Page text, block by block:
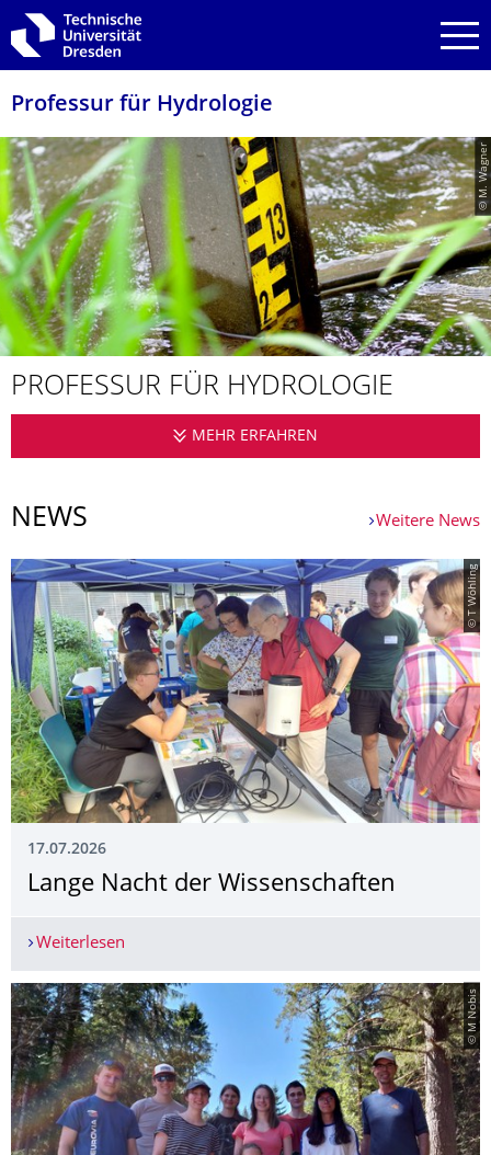
Zur Hauptnavigation springen
Zur Suche springen
Zum Inhalt springen
Professur für Hydrologie
© M. Wagner
PROFESSUR FÜR HYDROLOGIE
MEHR ERFAHREN
NEWS Weitere News
© T Wöhling
17.07.2026
Lange Nacht der Wissenschaften
Weiterlesen
© M Nobis